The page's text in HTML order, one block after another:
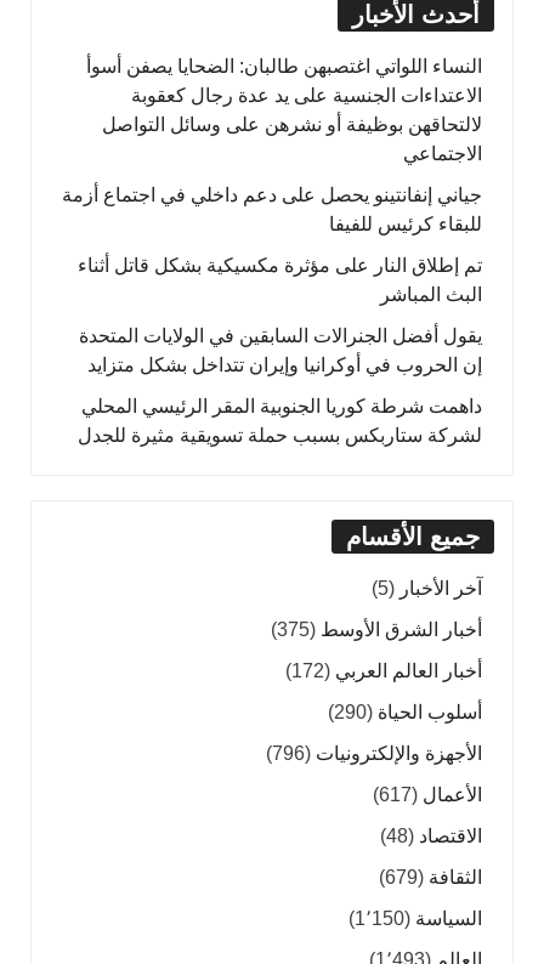
أحدث الأخبار
النساء اللواتي اغتصبهن طالبان: الضحايا يصفن أسوأ
الاعتداءات الجنسية على يد عدة رجال كعقوبة
لالتحاقهن بوظيفة أو نشرهن على وسائل التواصل
الاجتماعي
جياني إنفانتينو يحصل على دعم داخلي في اجتماع أزمة
للبقاء كرئيس للفيفا
تم إطلاق النار على مؤثرة مكسيكية بشكل قاتل أثناء
البث المباشر
يقول أفضل الجنرالات السابقين في الولايات المتحدة
إن الحروب في أوكرانيا وإيران تتداخل بشكل متزايد
داهمت شرطة كوريا الجنوبية المقر الرئيسي المحلي
لشركة ستاربكس بسبب حملة تسويقية مثيرة للجدل
جميع الأقسام
آخر الأخبار (5)
أخبار الشرق الأوسط (375)
أخبار العالم العربي (172)
أسلوب الحياة (290)
الأجهزة والإلكترونيات (796)
الأعمال (617)
الاقتصاد (48)
الثقافة (679)
السياسة (1٬150)